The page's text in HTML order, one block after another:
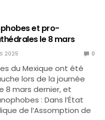
et pro-
le 8 mars
2025 0
du Mexique ont été
lors de la journée
8 mars dernier, et
: Dans l’État
de l’Assomption de